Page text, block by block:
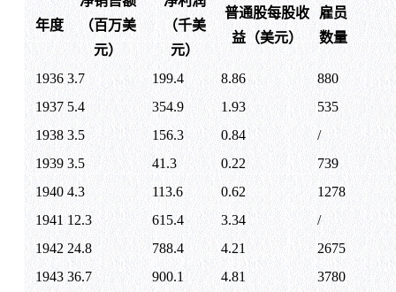
年度
（百万美
元）
（千美
元）
普通股每股收
益（美元）
雇员
数量
1936 3.7 199.4 8.86
880
1937 5.4 354.9 1.93
535
1938 3.5 156.3 0.84
/
1939 3.5 41.3 0.22
739
1940 4.3 113.6 0.62
1278
1941 12.3 615.4 3.34
/
1942 24.8 788.4 4.21
2675
1943 36.7 900.1 4.81 3780